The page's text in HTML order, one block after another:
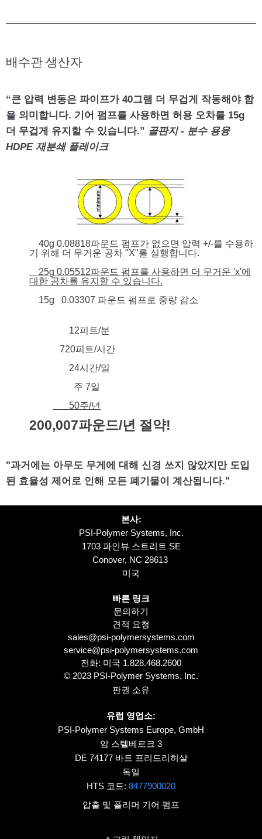
배수관 생산자
“큰 압력 변동은 파이프가 40그램 더 무겁게 작동해야 함
을 의미합니다. 기어 펌프를 사용하면 허용 오차를 15g
더 무겁게 유지할 수 있습니다.” 골판지 - 분수 용융
HDPE 재분쇄 플레이크
40g 0.08818파운드 펌프가 없으면 압력 +/-를 수용하
기 위해 더 무거운 공차 "X"를 실행합니다.
25g 0.05512파운드 펌프를 사용하면 더 무거운 'x'에
대한 공차를 유지할 수 있습니다.
15g 0.03307 파운드 펌프로 중량 감소
12피트/분
720피트/시간
24시간/일
주 7일
50주/년
200,007파운드/년 절약!
"과거에는 아무도 무게에 대해 신경 쓰지 않았지만 도입
된 효율성 제어로 인해 모든 폐기물이 계산됩니다."
본사:
PSI-Polymer Systems, Inc.
1703 파인뷰 스트리트 SE
Conover, NC 28613
미국
빠른 링크
문의하기
견적 요청
sales@psi-polymersystems.com
service@psi-polymersystems.com
전화: 미국 1.828.468.2600
© 2023 PSI-Polymer Systems, Inc.
판권 소유
유럽 영업소:
PSI-Polymer Systems Europe, GmbH
암 스텔베르크 3
DE 74177 바트 프리드리히샬
독일
HTS 코드: 8477900020
압출 및 폴리머 기어 펌프